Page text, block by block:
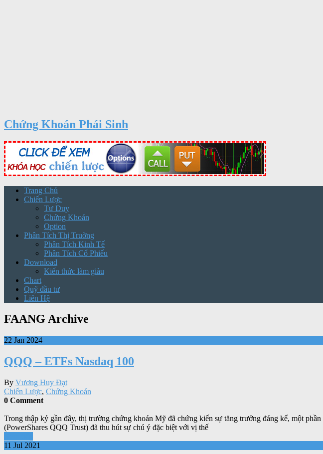
Chứng Khoán Phái Sinh
Trang Chủ
Chiến Lược
Tư Duy
Chứng Khoán
Option
Phân Tích Thị Truờng
Phân Tích Kinh Tế
Phân Tích Cổ Phiếu
Download
Kiến thức làm giàu
Chart
Quỹ đầu tư
Liên Hệ
FAANG Archive
22 Jan 2024
QQQ – ETFs Nasdaq 100
By Vương Huy Đạt
Chiến Lược, Chứng Khoán
0 Comment
Trong thập kỷ gần đây, thị trường chứng khoán Mỹ đã chứng kiến sự tăng trưởng đáng kể, một
(PowerShares QQQ Trust) đã thu hút sự chú ý đặc biệt với vị thế
11 Jul 2021